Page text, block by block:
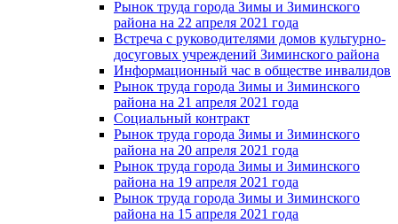
Рынок труда города Зимы и Зиминского
района на 22 апреля 2021 года
Встреча с руководителями домов культурно-
досуговых учреждений Зиминского района
Информационный час в обществе инвалидов
Рынок труда города Зимы и Зиминского
района на 21 апреля 2021 года
Социальный контракт
Рынок труда города Зимы и Зиминского
района на 20 апреля 2021 года
Рынок труда города Зимы и Зиминского
района на 19 апреля 2021 года
Рынок труда города Зимы и Зиминского
района на 15 апреля 2021 года